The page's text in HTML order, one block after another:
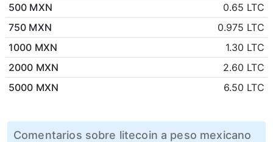
500 MXN
0.65 LTC
750 MXN
0.975 LTC
1000 MXN
1.30 LTC
2000 MXN
2.60 LTC
5000 MXN
6.50 LTC
Comentarios sobre litecoin a peso mexicano